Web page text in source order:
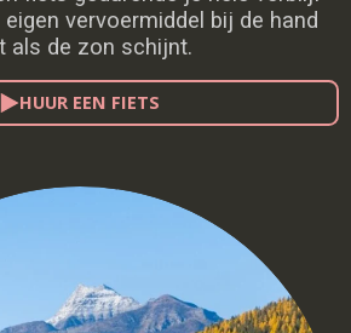
vervoermiddel bij de hand
als de zon schijnt.
HUUR EEN FIETS